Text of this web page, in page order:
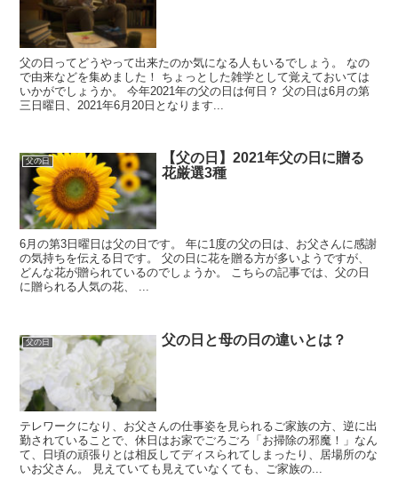
父の日ってどうやって出来たのか気になる人もいるでしょう。 なの
で由来などを集めました！ ちょっとした雑学として覚えておいては
いかがでしょうか。 今年2021年の父の日は何日？ 父の日は6月の第
三日曜日、2021年6月20日となります...
父の日
【父の日】2021年父の日に贈る
花厳選3種
6月の第3日曜日は父の日です。 年に1度の父の日は、お父さんに感謝
の気持ちを伝える日です。 父の日に花を贈る方が多いようですが、
どんな花が贈られているのでしょうか。 こちらの記事では、父の日
に贈られる人気の花、 ...
父の日 父の日と母の日の違いとは？
テレワークになり、お父さんの仕事姿を見られるご家族の方、逆に出
勤されていることで、休日はお家でごろごろ「お掃除の邪魔！」なん
て、日頃の頑張りとは相反してディスられてしまったり、居場所のな
いお父さん。 見えていても見えていなくても、ご家族の...